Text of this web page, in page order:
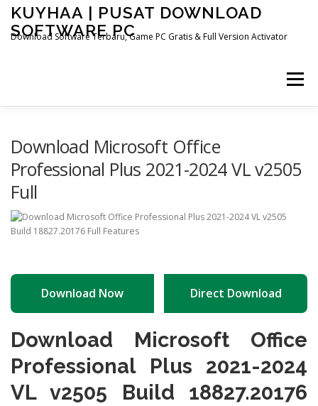
Skip
content
KUYHAA | PUSAT DOWNLOAD
SOFTWARE PC
Download Software Terbaru, Game PC Gratis & Full Version Activator
Menu
OTHER PAGES
Download Microsoft Office
Professional Plus 2021-2024 VL v2505
Full
Download Now Direct Download
Download Microsoft Office
Professional Plus 2021-2024
VL v2505 Build 18827.20176